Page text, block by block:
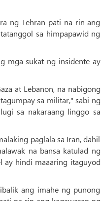
ng Tehran pati na rin ang
sa himpapawid ng
mga sukat ng insidente ay
at Lebanon, na nabigong
sa militar," sabi ng
sa nakaraang linggo sa
paglala sa Iran, dahil
na bansa katulad ng
ay hindi maaaring itaguyod
ang imahe ng punong